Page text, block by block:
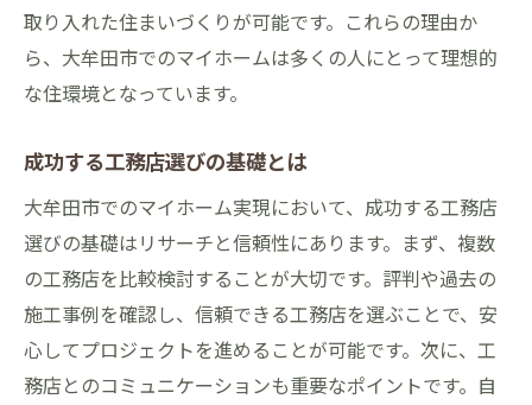
大牟田市での成功事例に見る共通点
理想の住まいを実現した人々の声
大牟田市での失敗しない住宅設計のポイン
ト
成功事例で見えた地域特性活用のカギ
実際の施工事例から学ぶ大牟田市の家づく
り
自然豊かな大牟田市でのマイホーム工務店選び
の注意点
取り入れた住まいづくりが可能です。これらの理由か
ら、大牟田市でのマイホームは多くの人にとって理想的
な住環境となっています。
成功する工務店選びの基礎とは
大牟田市でのマイホーム実現において、成功する工務店
選びの基礎はリサーチと信頼性にあります。まず、複数
の工務店を比較検討することが大切です。評判や過去の
施工事例を確認し、信頼できる工務店を選ぶことで、安
心してプロジェクトを進めることが可能です。次に、工
務店とのコミュニケーションも重要なポイントです。自